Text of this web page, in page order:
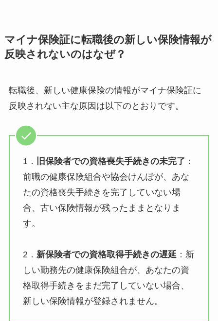
マイナ保険証に転職後の新しい保険情報が
反映されないのはなぜ？
転職後、新しい健康保険の情報がマイナ保険証に
反映されない主な原因は以下のとおりです。​
1． 旧保険者での資格喪失手続きの未完了 ：​
前職の健康保険組合や協会けんぽが、あな
たの資格喪失手続きを完了していない場
合、古い保険情報が残ったままとなりま
す。
2． 新保険者での資格取得手続きの遅延：​新
しい勤務先の健康保険組合が、あなたの資
格取得手続きをまだ完了していない場合、
新しい保険情報が登録されません。 ​